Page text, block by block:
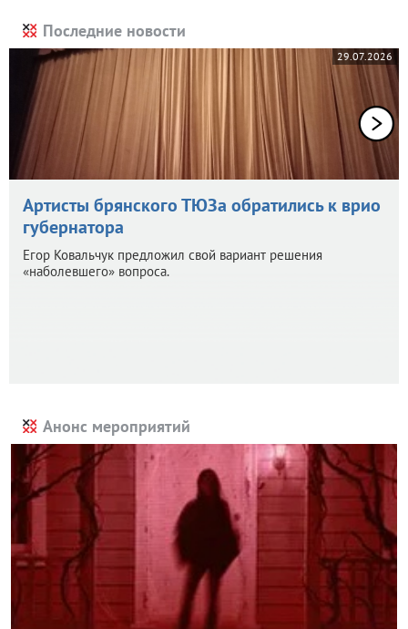
Последние новости
29.07.2026
Артисты брянского ТЮЗа обратились к врио
губернатора
Егор Ковальчук предложил свой вариант решения
«наболевшего» вопроса.
Анонс мероприятий